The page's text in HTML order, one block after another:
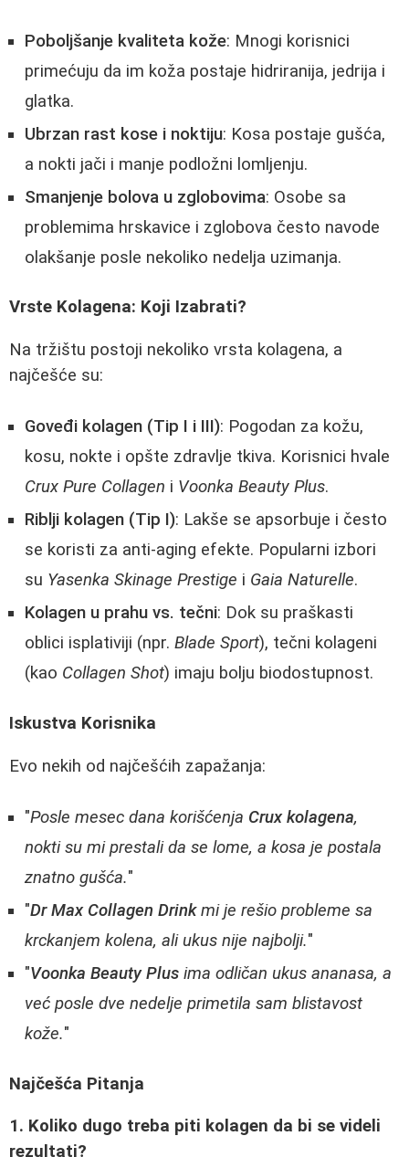
Poboljšanje kvaliteta kože: Mnogi korisnici
primećuju da im koža postaje hidriranija, jedrija i
glatka.
Ubrzan rast kose i noktiju: Kosa postaje gušća,
a nokti jači i manje podložni lomljenju.
Smanjenje bolova u zglobovima: Osobe sa
problemima hrskavice i zglobova često navode
olakšanje posle nekoliko nedelja uzimanja.
Vrste Kolagena: Koji Izabrati?
Na tržištu postoji nekoliko vrsta kolagena, a
najčešće su:
Goveđi kolagen (Tip I i III): Pogodan za kožu,
kosu, nokte i opšte zdravlje tkiva. Korisnici hvale
Crux Pure Collagen i Voonka Beauty Plus.
Riblji kolagen (Tip I): Lakše se apsorbuje i često
se koristi za anti-aging efekte. Popularni izbori
su Yasenka Skinage Prestige i Gaia Naturelle.
Kolagen u prahu vs. tečni: Dok su praškasti
oblici isplativiji (npr. Blade Sport), tečni kolageni
(kao Collagen Shot) imaju bolju biodostupnost.
Iskustva Korisnika
Evo nekih od najčešćih zapažanja:
"Posle mesec dana korišćenja Crux kolagena,
nokti su mi prestali da se lome, a kosa je postala
znatno gušća."
"Dr Max Collagen Drinkmi je rešio probleme sa
krckanjem kolena, ali ukus nije najbolji."
"Voonka Beauty Plus ima odličan ukus ananasa, a
već posle dve nedelje primetila sam blistavost
kože."
Najčešća Pitanja
1. Koliko dugo treba piti kolagen da bi se videli
rezultati?